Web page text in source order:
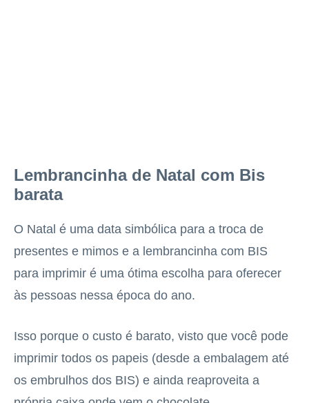
Lembrancinha de Natal com Bis
barata
O Natal é uma data simbólica para a troca de
presentes e mimos e a lembrancinha com BIS
para imprimir é uma ótima escolha para oferecer
às pessoas nessa época do ano.
Isso porque o custo é barato, visto que você pode
imprimir todos os papeis (desde a embalagem até
os embrulhos dos BIS) e ainda reaproveita a